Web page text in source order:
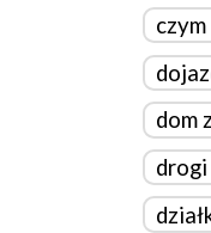
dom